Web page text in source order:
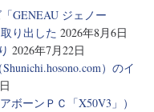
GENEAU ジェノー
り出した 2026年8月6日
2026年7月22日
）のイ
ボーンＰＣ「X50V3」）